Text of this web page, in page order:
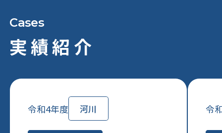
実績紹介
令和4年度 河川 令